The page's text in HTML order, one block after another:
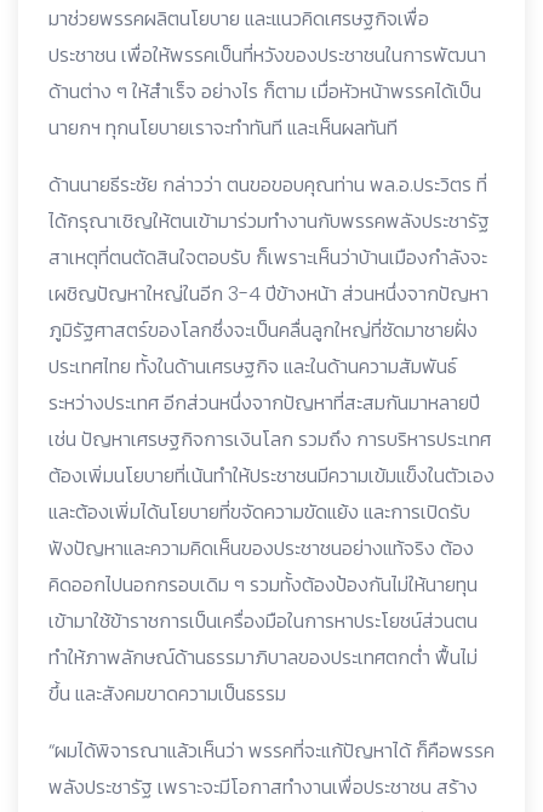
มาช่วยพรรคผลิตนโยบาย และแนวคิดเศรษฐกิจเพื่อ
ประชาชน เพื่อให้พรรคเป็นที่หวังของประชาชนในการพัฒนา
ด้านต่าง ๆ ให้สำเร็จ อย่างไร ก็ตาม เมื่อหัวหน้าพรรคได้เป็น
นายกฯ ทุกนโยบายเราจะทำทันที และเห็นผลทันที
ด้านนายธีระชัย กล่าวว่า ตนขอขอบคุณท่าน พล.อ.ประวิตร ที่
ได้กรุณาเชิญให้ตนเข้ามาร่วมทำงานกับพรรคพลังประชารัฐ
สาเหตุที่ตนตัดสินใจตอบรับ ก็เพราะเห็นว่าบ้านเมืองกำลังจะ
เผชิญปัญหาใหญ่ในอีก 3-4 ปีข้างหน้า ส่วนหนึ่งจากปัญหา
ภูมิรัฐศาสตร์ของโลกซึ่งจะเป็นคลื่นลูกใหญ่ที่ซัดมาชายฝั่ง
ประเทศไทย ทั้งในด้านเศรษฐกิจ และในด้านความสัมพันธ์
ระหว่างประเทศ อีกส่วนหนึ่งจากปัญหาที่สะสมกันมาหลายปี
เช่น ปัญหาเศรษฐกิจการเงินโลก รวมถึง การบริหารประเทศ
ต้องเพิ่มนโยบายที่เน้นทำให้ประชาชนมีความเข้มแข็งในตัวเอง
และต้องเพิ่มได้นโยบายที่ขจัดความขัดแย้ง และการเปิดรับ
ฟังปัญหาและความคิดเห็นของประชาชนอย่างแท้จริง ต้อง
คิดออกไปนอกกรอบเดิม ๆ รวมทั้งต้องป้องกันไม่ให้นายทุน
เข้ามาใช้ข้าราชการเป็นเครื่องมือในการหาประโยชน์ส่วนตน
ทำให้ภาพลักษณ์ด้านธรรมาภิบาลของประเทศตกต่ำ ฟื้นไม่
ขึ้น และสังคมขาดความเป็นธรรม
“ผมได้พิจารณาแล้วเห็นว่า พรรคที่จะแก้ปัญหาได้ ก็คือพรรค
พลังประชารัฐ เพราะจะมีโอกาสทำงานเพื่อประชาชน สร้าง